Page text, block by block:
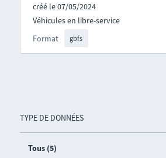
TYPE DE DONNÉES
Tous (5)
créé le 07/05/2024
Format gbfs
Véhicules en libre-service